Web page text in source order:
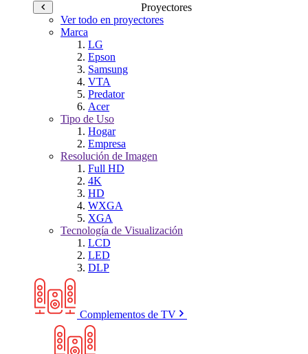
Proyectores
Ver todo en proyectores
Marca
LG
Epson
Samsung
VTA
Predator
Acer
Tipo de Uso
Hogar
Empresa
Resolución de Imagen
Full HD
4K
HD
WXGA
XGA
Tecnología de Visualización
LCD
LED
DLP
Complementos de TV